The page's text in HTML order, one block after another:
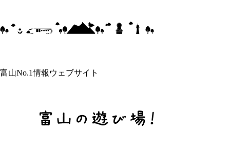
富山No.1情報ウェブサイト